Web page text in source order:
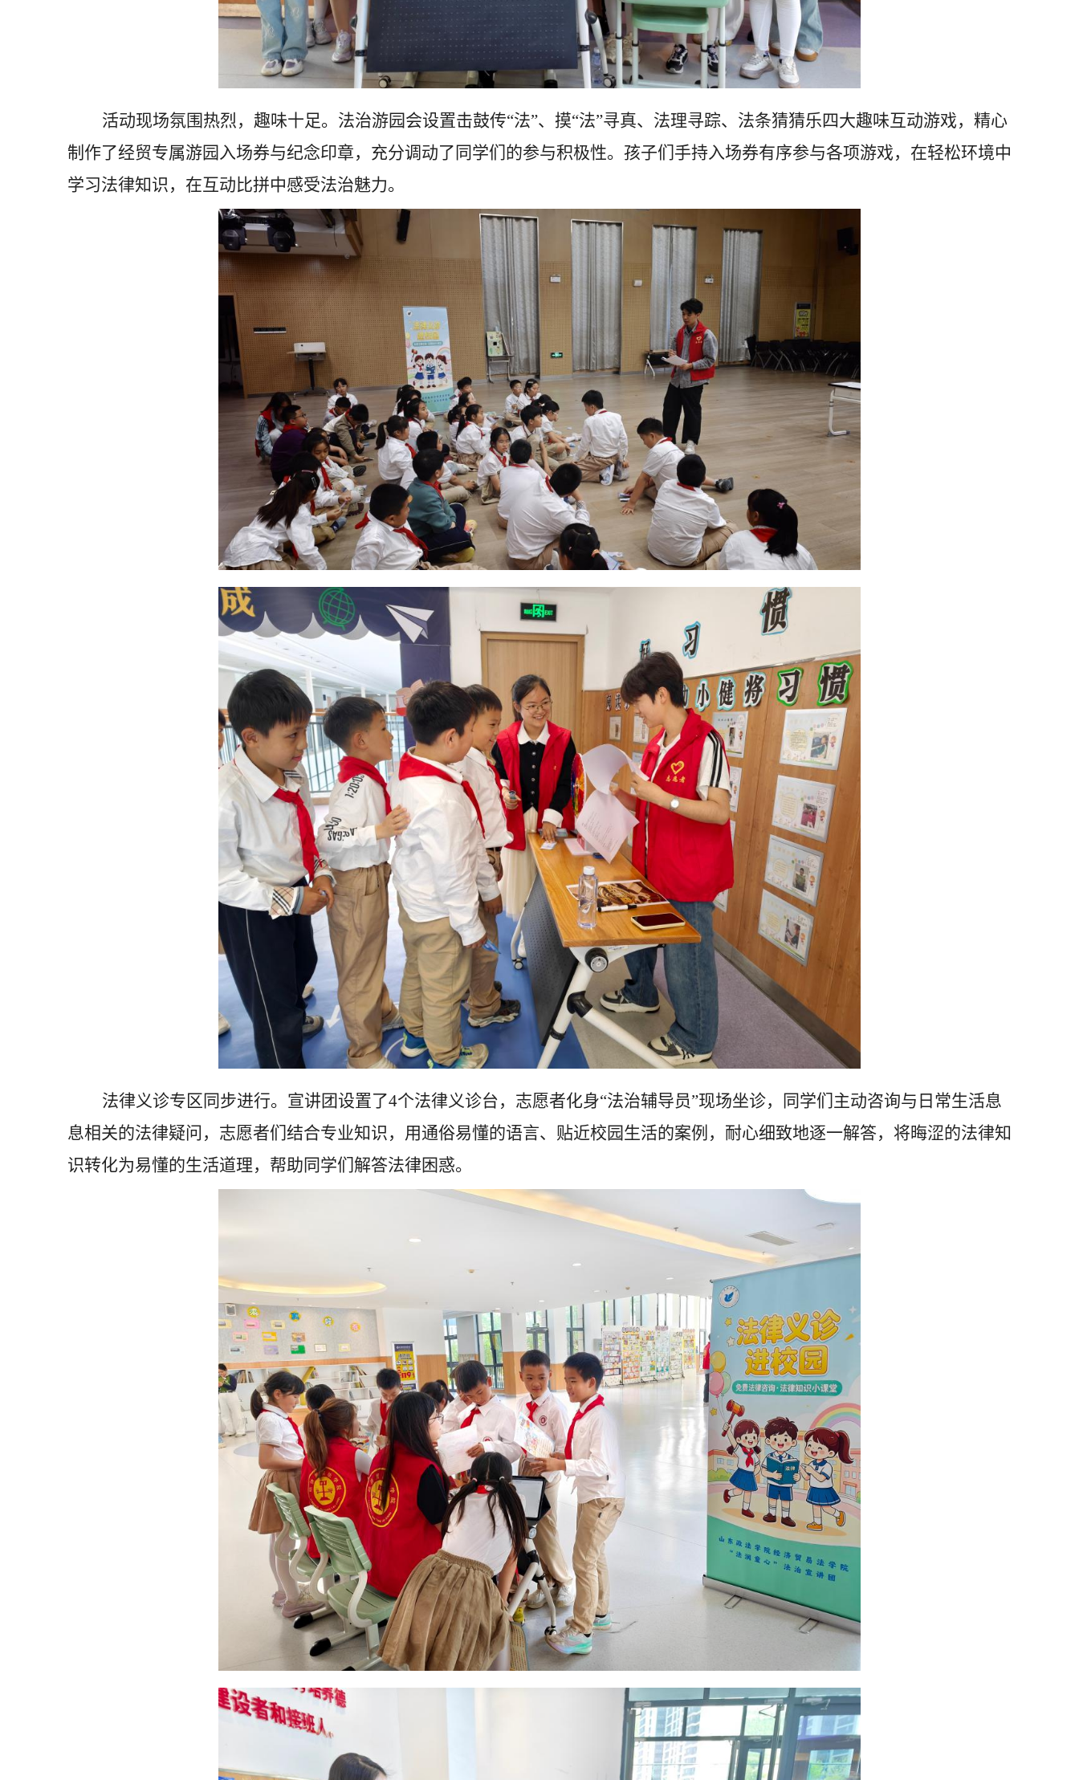
活动现场氛围热烈，趣味十足。法治游园会设置击鼓传“法”、摸“法”寻真、法理寻踪、法条猜猜乐四大趣味互动游戏，精心
制作了经贸专属游园入场券与纪念印章，充分调动了同学们的参与积极性。孩子们手持入场券有序参与各项游戏，在轻松环境中
学习法律知识，在互动比拼中感受法治魅力。
法律义诊专区同步进行。宣讲团设置了4个法律义诊台，志愿者化身“法治辅导员”现场坐诊，同学们主动咨询与日常生活息
息相关的法律疑问，志愿者们结合专业知识，用通俗易懂的语言、贴近校园生活的案例，耐心细致地逐一解答，将晦涩的法律知
识转化为易懂的生活道理，帮助同学们解答法律困惑。